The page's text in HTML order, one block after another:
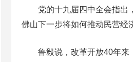
党的十九届四中全会指出，
佛山下一步将如何推动民营经
鲁毅说，改革开放40年来，